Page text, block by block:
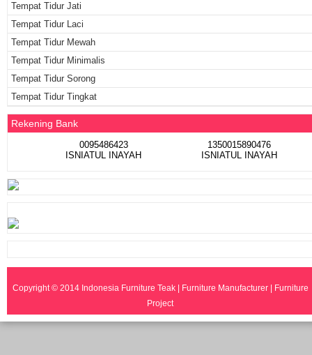
Tempat Tidur Jati
Tempat Tidur Laci
Tempat Tidur Mewah
Tempat Tidur Minimalis
Tempat Tidur Sorong
Tempat Tidur Tingkat
Rekening Bank
0095486423
ISNIATUL INAYAH
1350015890476
ISNIATUL INAYAH
Copyright © 2014 Indonesia Furniture Teak | Furniture Manufacturer | Furniture
Project